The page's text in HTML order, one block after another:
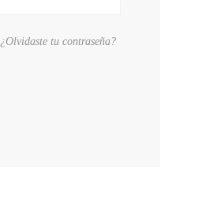
¿Olvidaste tu contraseña?